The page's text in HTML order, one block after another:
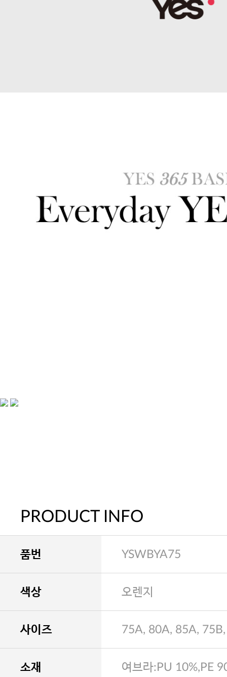
PRODUCT INFO
품번 YSWBYA75
색상 오렌지
사이즈 75A, 80A, 85A,
소재 여브라:PU 10%,PE